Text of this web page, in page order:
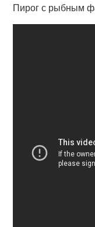
Пирог с рыбным